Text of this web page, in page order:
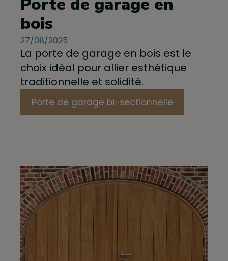
bois
27/08/2025
La porte de garage en bois est le
choix idéal pour allier esthétique
traditionnelle et solidité.
Porte de garage bi-sectionnelle